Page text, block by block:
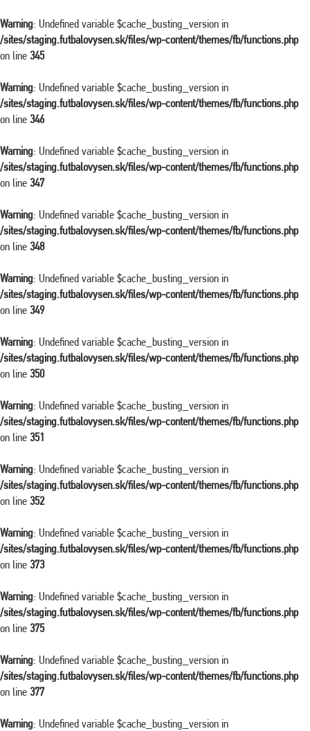
Warning: Undefined variable $cache_busting_version in
/sites/staging.futbalovysen.sk/files/wp-content/themes/fb/functions.php
on line 345
Warning: Undefined variable $cache_busting_version in
/sites/staging.futbalovysen.sk/files/wp-content/themes/fb/functions.php
on line 346
Warning: Undefined variable $cache_busting_version in
/sites/staging.futbalovysen.sk/files/wp-content/themes/fb/functions.php
on line 347
Warning: Undefined variable $cache_busting_version in
/sites/staging.futbalovysen.sk/files/wp-content/themes/fb/functions.php
on line 348
Warning: Undefined variable $cache_busting_version in
/sites/staging.futbalovysen.sk/files/wp-content/themes/fb/functions.php
on line 349
Warning: Undefined variable $cache_busting_version in
/sites/staging.futbalovysen.sk/files/wp-content/themes/fb/functions.php
on line 350
Warning: Undefined variable $cache_busting_version in
/sites/staging.futbalovysen.sk/files/wp-content/themes/fb/functions.php
on line 351
Warning: Undefined variable $cache_busting_version in
/sites/staging.futbalovysen.sk/files/wp-content/themes/fb/functions.php
on line 352
Warning: Undefined variable $cache_busting_version in
/sites/staging.futbalovysen.sk/files/wp-content/themes/fb/functions.php
on line 373
Warning: Undefined variable $cache_busting_version in
/sites/staging.futbalovysen.sk/files/wp-content/themes/fb/functions.php
on line 375
Warning: Undefined variable $cache_busting_version in
/sites/staging.futbalovysen.sk/files/wp-content/themes/fb/functions.php
on line 377
Warning: Undefined variable $cache_busting_version in